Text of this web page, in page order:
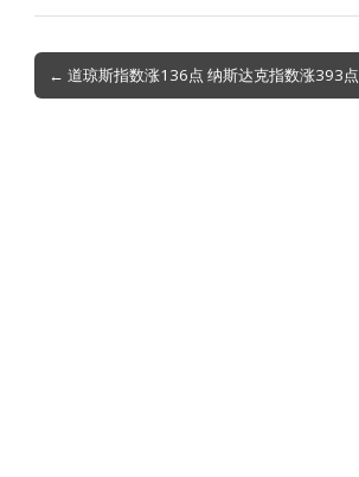
Post
navigation
← 道琼斯指数涨136点 纳斯达克指数涨393点